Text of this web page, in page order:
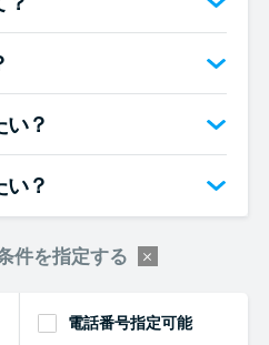
ーン診断
ーンQ&A
い？
い？
件を指定する
電話番号指定可能